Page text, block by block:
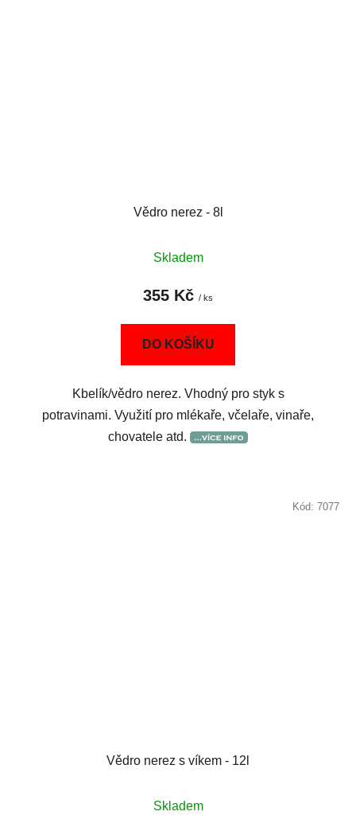
Vědro nerez - 8l
Skladem
355 Kč / ks
DO KOŠÍKU
Kbelík/vědro nerez. Vhodný pro styk s
potravinami. Využití pro mlékaře, včelaře, vinaře,
chovatele atd.
Vědro nerez s víkem - 12l
Skladem
Kód: 7077